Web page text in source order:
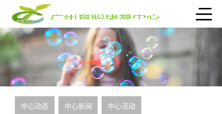
中心动态 中心新闻 中心活动